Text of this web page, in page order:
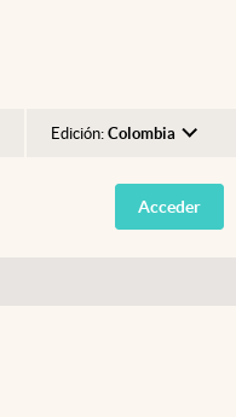
Edición: Colombia
Argentina
España
Acceder